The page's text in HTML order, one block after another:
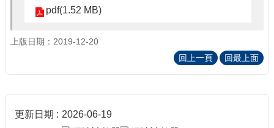
pdf(1.52 MB)
上版日期：2019-12-20
回上一頁
回最上面
更新日期 2026-06-19